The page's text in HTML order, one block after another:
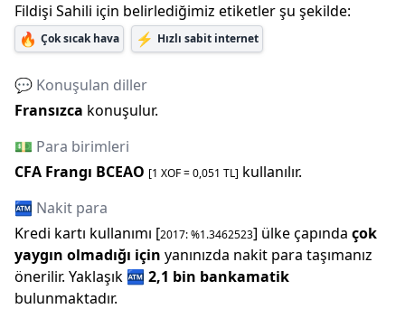
Fildişi Sahili için belirlediğimiz etiketler şu şekilde:
🔥 Çok sıcak hava ⚡ Hızlı sabit internet
💬 Konuşulan diller
Fransızca konuşulur.
💵 Para birimleri
CFA Frangı BCEAO [1 XOF=0,051 TL] kullanılır.
🏧 Nakit para
Kredi kartı kullanımı [2017: %1.3462523] ülke çapında çok
yaygın olmadığı için yanınızda nakit para taşımanız
önerilir. Yaklaşık 🏧 2,1 bin bankamatik
bulunmaktadır.